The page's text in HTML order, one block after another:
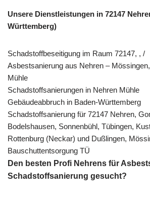
Unsere Dienstleistungen in 72147
Württemberg)
Schadstoffbeseitigung im Raum 72147, , /
Asbestsanierung aus Nehren –
Mühle
Schadstoffsanierungen in Nehren Mühle
Gebäudeabbruch in Baden-Württemberg
Schadstoffsanierung für 72147 Nehren,
Bodelshausen, Sonnenbühl, Tübingen,
Rottenburg (Neckar) und Dußlingen,
Bauschuttentsorgung TÜ
Den besten Profi Nehrens für
Schadstoffsanierung gesucht?